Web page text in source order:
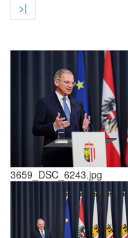
>|
3659_DSC_6243.jpg